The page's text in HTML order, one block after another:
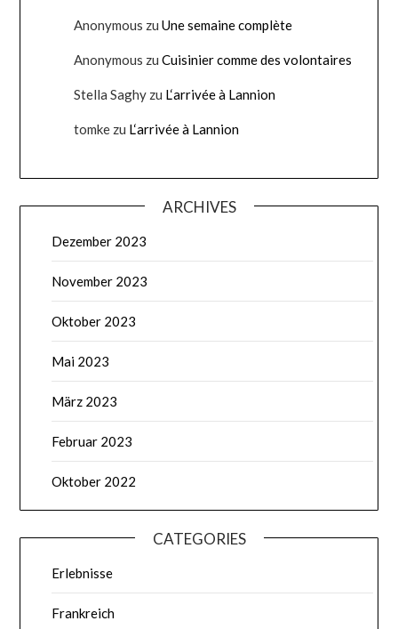
Anonymous zuUne semaine complète
Anonymous zuCuisinier comme des volontaires
Stella Saghy zu L‘arrivée à Lannion
tomke zu L‘arrivée à Lannion
ARCHIVES
Dezember 2023
November 2023
Oktober 2023
Mai 2023
März 2023
Februar 2023
Oktober 2022
CATEGORIES
Erlebnisse
Frankreich